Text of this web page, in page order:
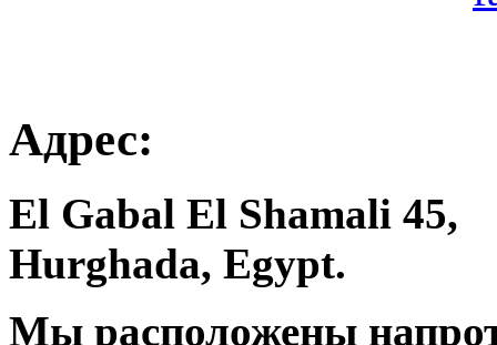
Адрес:
El Gabal El Shamali 45,
Hurghada, Egypt.
Мы расположены